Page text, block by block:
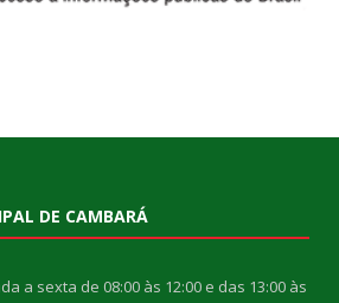
DE CAMBARÁ
a sexta de 08:00 às 12:00 e das 13:00 às